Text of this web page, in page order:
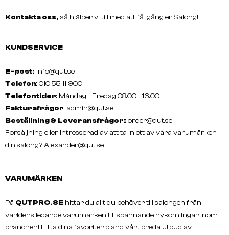
Kontakta oss, så hjälper vi till med att få igång er Salong!
KUNDSERVICE
E-post: info@qut.se
Telefon: 010 55 11 900
Telefontider: Måndag - Fredag 08.00 - 16.00
Fakturafrågor: admin@qut.se
Beställning & Leveransfrågor: order@qut.se
Försäljning eller intresserad av att ta in ett av våra varumärken i
din salong?Alexander@qut.se
VARUMÄRKEN
På QUTPRO.SE hittar du allt du behöver till salongen från
världens ledande varumärken till spännande nykomlingar inom
branchen! Hitta dina favoriter bland vårt breda utbud av